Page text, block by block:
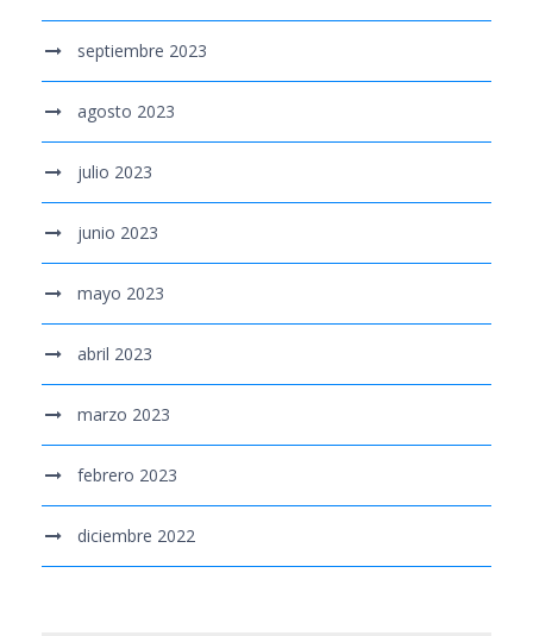
septiembre 2023
agosto 2023
julio 2023
junio 2023
mayo 2023
abril 2023
marzo 2023
febrero 2023
diciembre 2022